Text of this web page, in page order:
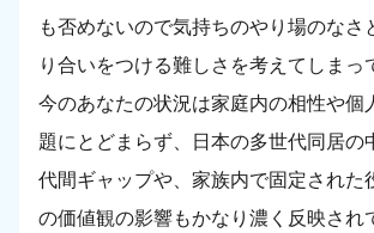
も否めないので気持ちのやり場のなさ
り合いをつける難しさを考えてしまっ
今のあなたの状況は家庭内の相性や個
題にとどまらず、日本の多世代同居の
代間ギャップや、家族内で固定された
の価値観の影響もかなり濃く反映され